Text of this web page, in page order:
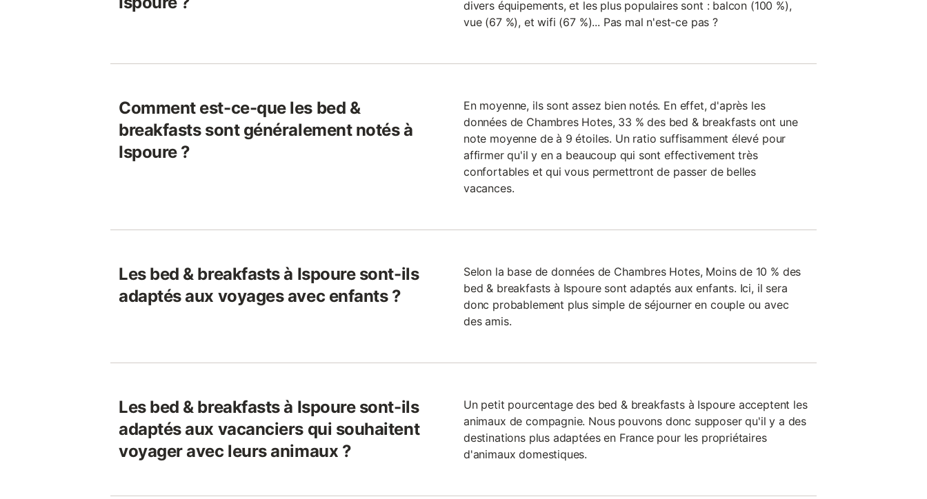
divers équipements, et les plus populaires sont : balcon (100 %),
vue (67 %), et wifi (67 %)... Pas mal n'est-ce pas ?
Comment est-ce-que les bed &
breakfasts sont généralement notés à
Ispoure ?
En moyenne, ils sont assez bien notés. En effet, d'après les
données de Chambres Hotes, 33 % des bed & breakfasts ont une
note moyenne de à 9 étoiles. Un ratio suffisamment élevé pour
affirmer qu'il y en a beaucoup qui sont effectivement très
confortables et qui vous permettront de passer de belles
vacances.
Les bed & breakfasts à Ispoure sont-ils
adaptés aux voyages avec enfants ?
Selon la base de données de Chambres Hotes, Moins de 10 % des
bed & breakfasts à Ispoure sont adaptés aux enfants. Ici, il sera
donc probablement plus simple de séjourner en couple ou avec
des amis.
Les bed & breakfasts à Ispoure sont-ils
adaptés aux vacanciers qui souhaitent
voyager avec leurs animaux ?
Un petit pourcentage des bed & breakfasts à Ispoure acceptent les
animaux de compagnie. Nous pouvons donc supposer qu'il y a des
destinations plus adaptées en France pour les propriétaires
d'animaux domestiques.